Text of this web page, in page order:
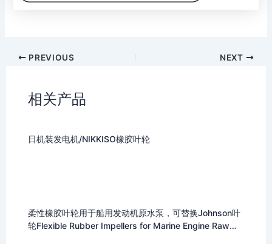
PREVIOUS NEXT
相关产品
日机装发电机/NIKKISO橡胶叶轮
柔性橡胶叶轮用于船用发动机原水泵，可替换Johnson叶
轮Flexible Rubber Impellers for Marine Engine Raw